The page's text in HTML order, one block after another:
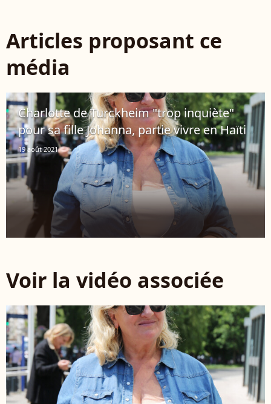
Articles proposant ce
média
Charlotte de Turckheim "trop inquiète"
pour sa fille Johanna, partie vivre en Haïti
19 août 2021
Voir la vidéo associée